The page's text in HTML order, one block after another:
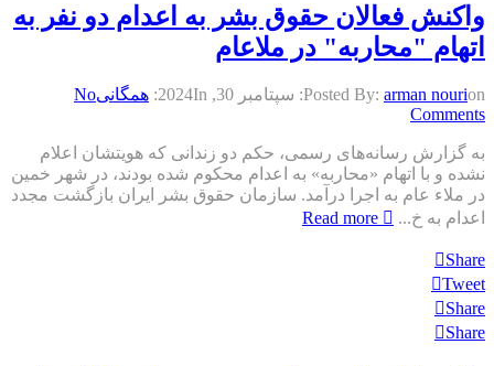
واکنش فعالان حقوق بشر به اعدام دو نفر به
اتهام "محاربه" در ملا‌عام
Posted By: arman nourion: سپتامبر 30, 2024 In: همگانیNo
Comments
به گزارش رسانه‌های رسمی، حکم دو زندانی که هویتشان اعلام
نشده و با اتهام «محاربه» به اعدام محکوم شده بودند، در شهر خمین
در ملاء عام به اجرا درآمد. سازمان حقوق بشر ایران بازگشت مجدد
اعدام به خ...
Read more
Share
Tweet
Share
Share